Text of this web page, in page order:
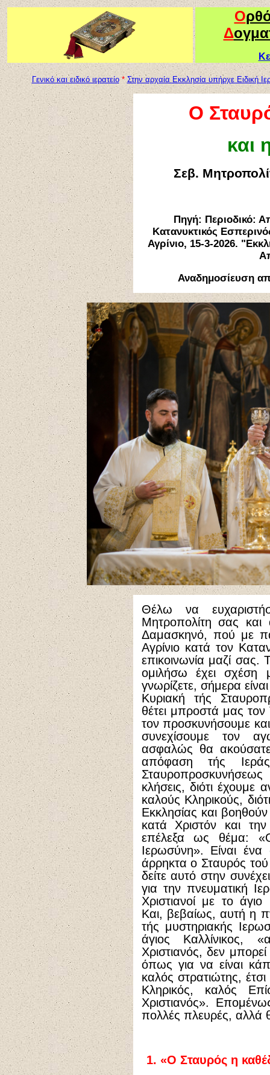
Ο
Δ
Γενικό και ειδικό ιερατείο*Στην αρχαία Εκκλησία υπήρχε Ειδική
Ο
και
Σεβ.
Πηγή: Περιοδικό:
Κατανυκτικός
Αγρίνιο, 15-3-2026.
Αναδημοσίευση
Θέλω να
Μητροπολίτη σας
Δαμασκηνό, πού με
Αγρίνιο κατά τον
επικοινωνία μαζί
ομιλήσω έχει
γνωρίζετε, σήμερα
Κυριακή τής
θέτει μπροστά μας τον
τον προσκυνήσουμε
συνεχίσουμε τον
ασφαλώς θα
απόφαση τής
Σταυροπροσκυνήσεως
κλήσεις, διότι
καλούς Κληρικούς,
Εκκλησίας και
κατά Χριστόν και
επέλεξα ως θέμα:
Ιερωσύνη». Είναι ένα
άρρηκτα ο Σταυρός
δείτε αυτό στην
για την πνευματική
Χριστιανοί με το
Και, βεβαίως, αυτή η
τής μυστηριακής
άγιος Καλλίνικος,
Χριστιανός, δεν
όπως για να είναι
καλός στρατιώτης,
Κληρικός, καλός
Χριστιανός».
πολλές πλευρές, αλλά
1. «Ο Σταυρός η